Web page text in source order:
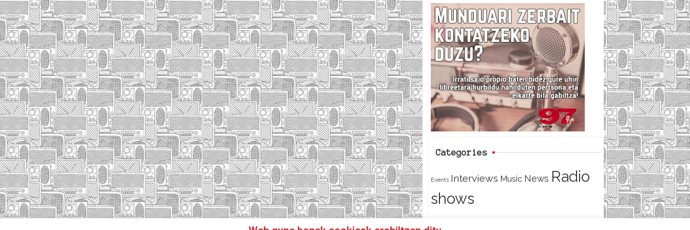
c
e
b
o
o
i
t
t
e
r
e
d
Categories
Events Interviews Music News Radio
shows